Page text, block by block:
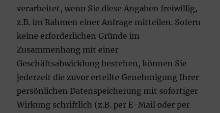
verarbeitet, wenn Sie diese Angaben freiwillig,
z.B. im Rahmen einer Anfrage mitteilen. Sofern
keine erforderlichen Gründe im
Zusammenhang mit einer
Geschäftsabwicklung bestehen, können Sie
jederzeit die zuvor erteilte Genehmigung Ihrer
persönlichen Datenspeicherung mit sofortiger
Wirkung schriftlich (z.B. per E-Mail oder per